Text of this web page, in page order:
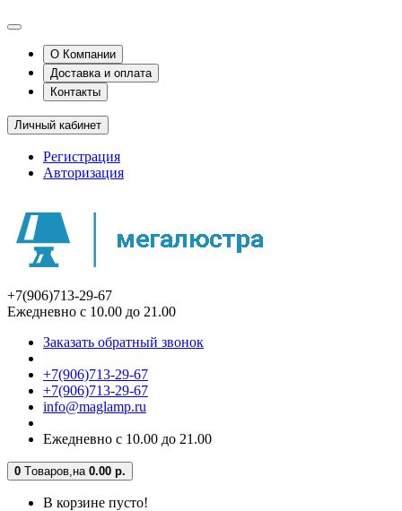
О Компании
Доставка и оплата
Контакты
Личный кабинет
Регистрация
Авторизация
+7(906)713-29-67
Ежедневно с 10.00 до 21.00
Заказать обратный звонок
+7(906)713-29-67
+7(906)713-29-67
info@maglamp.ru
Ежедневно с 10.00 до 21.00
0 Tоваров,на 0.00 р.
В корзине пусто!